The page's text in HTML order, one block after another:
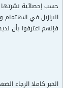
حسب إحصائية نشرتها
البرازيل في الاهتمام
فإنهم اعترفوا بأن
الخبر كاملا الرجاء